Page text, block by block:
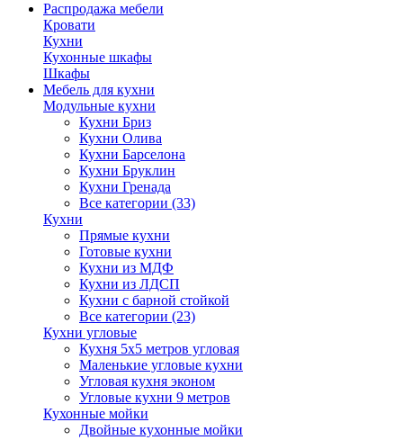
Распродажа мебели
Кровати
Кухни
Кухонные шкафы
Шкафы
Мебель для кухни
Модульные кухни
Кухни Бриз
Кухни Олива
Кухни Барселона
Кухни Бруклин
Кухни Гренада
Все категории (33)
Кухни
Прямые кухни
Готовые кухни
Кухни из МДФ
Кухни из ЛДСП
Кухни с барной стойкой
Все категории (23)
Кухни угловые
Кухня 5х5 метров угловая
Маленькие угловые кухни
Угловая кухня эконом
Угловые кухни 9 метров
Кухонные мойки
Двойные кухонные мойки